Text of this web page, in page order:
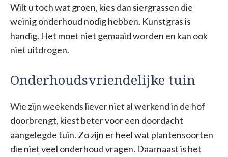
Wilt u toch wat groen, kies dan siergrassen die
weinig onderhoud nodig hebben. Kunstgras is
handig. Het moet niet gemaaid worden en kan ook
niet uitdrogen.
Onderhoudsvriendelijke tuin
Wie zijn weekends liever niet al werkend in de hof
doorbrengt, kiest beter voor een doordacht
aangelegde tuin. Zo zijn er heel wat plantensoorten
die niet veel onderhoud vragen. Daarnaast is het